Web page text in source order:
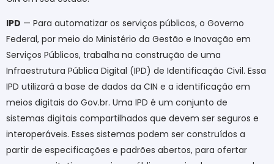
IPD — Para automatizar os serviços públicos, o Governo
Federal, por meio do Ministério da Gestão e Inovação em
Serviços Públicos, trabalha na construção de uma
Infraestrutura Pública Digital (IPD) de Identificação Civil. Essa
IPD utilizará a base de dados da CIN e a identificação em
meios digitais do Gov.br. Uma IPD é um conjunto de
sistemas digitais compartilhados que devem ser seguros e
interoperáveis. Esses sistemas podem ser construídos a
partir de especificações e padrões abertos, para ofertar